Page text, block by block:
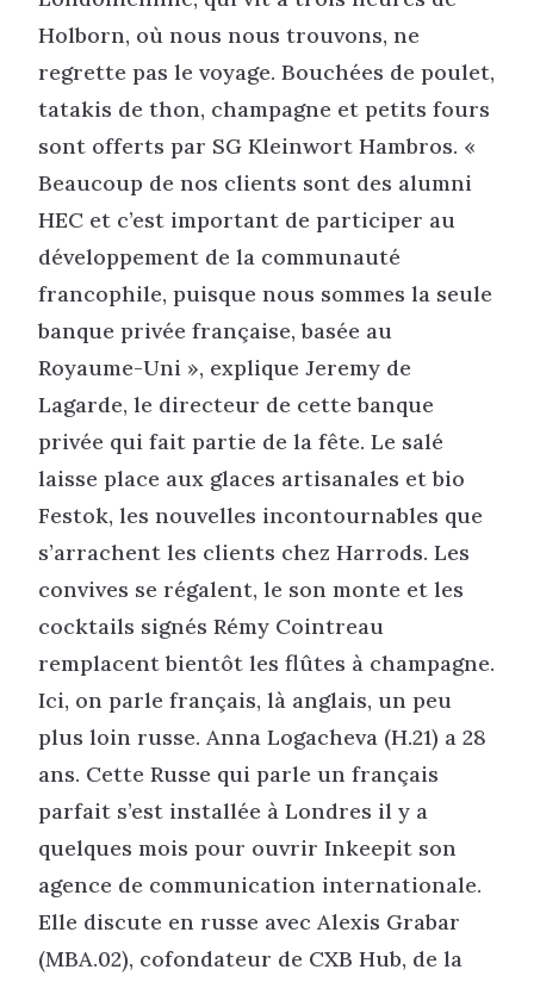
Holborn, où nous nous trouvons, ne
regrette pas le voyage. Bouchées de poulet,
tatakis de thon, champagne et petits fours
sont offerts par SG Kleinwort Hambros. «
Beaucoup de nos clients sont des alumni
HEC et c’est important de participer au
développement de la communauté
francophile, puisque nous sommes la seule
banque privée française, basée au
Royaume-Uni », explique Jeremy de
Lagarde, le directeur de cette banque
privée qui fait partie de la fête. Le salé
laisse place aux glaces artisanales et bio
Festok, les nouvelles incontournables que
s’arrachent les clients chez Harrods. Les
convives se régalent, le son monte et les
cocktails signés Rémy Cointreau
remplacent bientôt les flûtes à champagne.
Ici, on parle français, là anglais, un peu
plus loin russe. Anna Logacheva (H.21) a 28
ans. Cette Russe qui parle un français
parfait s’est installée à Londres il y a
quelques mois pour ouvrir Inkeepit son
agence de communication internationale.
Elle discute en russe avec Alexis Grabar
(MBA.02), cofondateur de CXB Hub, de la